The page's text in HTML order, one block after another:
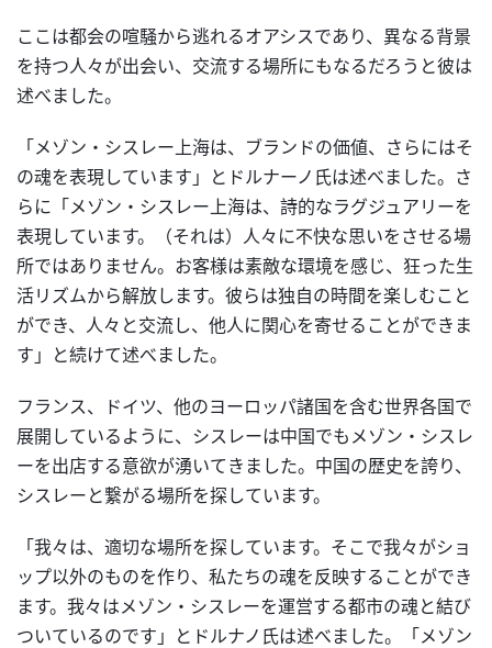
ここは都会の喧騒から逃れるオアシスであり、異なる背景
を持つ人々が出会い、交流する場所にもなるだろうと彼は
述べました。
「メゾン・シスレー上海は、ブランドの価値、さらにはそ
の魂を表現しています」とドルナーノ氏は述べました。さ
らに「メゾン・シスレー上海は、詩的なラグジュアリーを
表現しています。（それは）人々に不快な思いをさせる場
所ではありません。お客様は素敵な環境を感じ、狂った生
活リズムから解放します。彼らは独自の時間を楽しむこと
ができ、人々と交流し、他人に関心を寄せることができま
す」と続けて述べました。
フランス、ドイツ、他のヨーロッパ諸国を含む世界各国で
展開しているように、シスレーは中国でもメゾン・シスレ
ーを出店する意欲が湧いてきました。中国の歴史を誇り、
シスレーと繋がる場所を探しています。
「我々は、適切な場所を探しています。そこで我々がショ
ップ以外のものを作り、私たちの魂を反映することができ
ます。我々はメゾン・シスレーを運営する都市の魂と結び
ついているのです」とドルナノ氏は述べました。「メゾン